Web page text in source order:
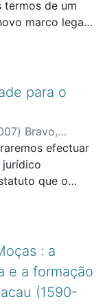
termos de um
marco legal
que as
consultas
idéia de que as
baseava
curso no país.
do Banco
Project”
o
instâncias de
com
de que,
a minuta de
da
em
para o
) Bravo,
Educação e
efectuar
jurídico
que o
na modificação
: a
e a formação
(1590-